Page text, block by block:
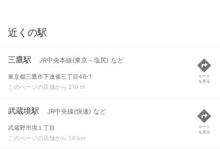
近くの駅
三鷹駅 JR中央本線(東京～塩尻) など
東京都三鷹市下連雀三丁目46-1
このページの店舗から 210 m
ルート
を見る
武蔵境駅 JR中央線(快速) など
武蔵野市境１丁目
このページの店舗から 1.6 km
ルート
を見る